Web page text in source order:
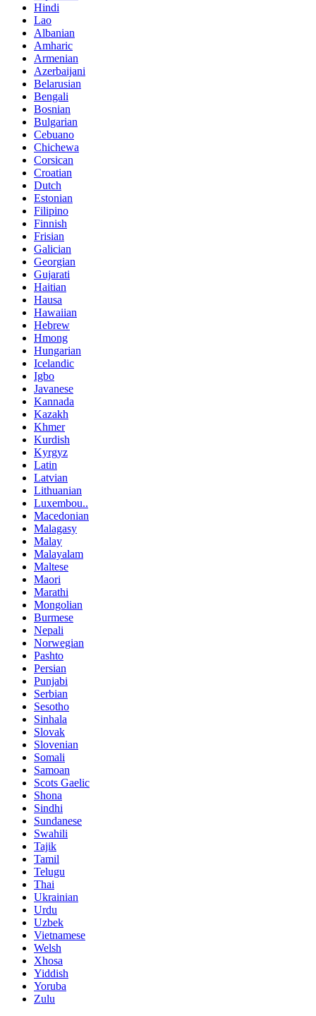
Hindi
Lao
Albanian
Amharic
Armenian
Azerbaijani
Belarusian
Bengali
Bosnian
Bulgarian
Cebuano
Chichewa
Corsican
Croatian
Dutch
Estonian
Filipino
Finnish
Frisian
Galician
Georgian
Gujarati
Haitian
Hausa
Hawaiian
Hebrew
Hmong
Hungarian
Icelandic
Igbo
Javanese
Kannada
Kazakh
Khmer
Kurdish
Kyrgyz
Latin
Latvian
Lithuanian
Luxembou..
Macedonian
Malagasy
Malay
Malayalam
Maltese
Maori
Marathi
Mongolian
Burmese
Nepali
Norwegian
Pashto
Persian
Punjabi
Serbian
Sesotho
Sinhala
Slovak
Slovenian
Somali
Samoan
Scots Gaelic
Shona
Sindhi
Sundanese
Swahili
Tajik
Tamil
Telugu
Thai
Ukrainian
Urdu
Uzbek
Vietnamese
Welsh
Xhosa
Yiddish
Yoruba
Zulu